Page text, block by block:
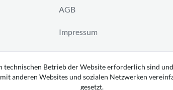
AGB
Impressum
Vertrag widerrufen
technischen Betrieb der Website erforderlich sind
anderen Websites und sozialen Netzwerken
gesetzt.